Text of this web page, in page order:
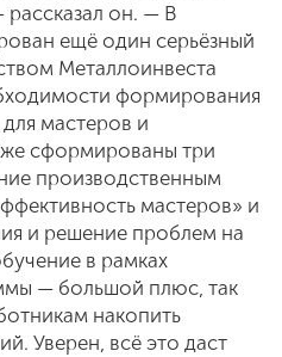
рассказал он. — В
ещё один серьёзный
Металлоинвеста
формирования
мастеров и
сформированы три
производственным
мастеров» и
и решение проблем на
в рамках
— большой плюс, так
накопить
Уверен, всё это даст